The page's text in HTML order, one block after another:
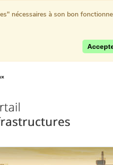
nécessaires à son bon